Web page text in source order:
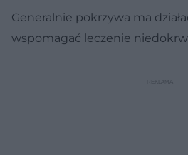
Generalnie pokrzywa ma
wspomagać leczenie